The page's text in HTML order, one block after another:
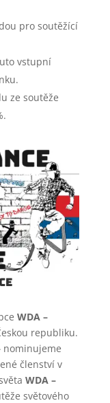
pro soutěžící
vstupní
ze soutěže
WDA –
republiku.
nominujeme
členství v
WDA –
světového